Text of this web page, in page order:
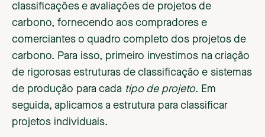
classificações e avaliações de projetos de
carbono, fornecendo aos compradores e
comerciantes o quadro completo dos projetos de
carbono. Para isso, primeiro investimos na criação
de rigorosas estruturas de classificação e sistemas
de produção para cada tipo de projeto. Em
seguida, aplicamos a estrutura para classificar
projetos individuais.